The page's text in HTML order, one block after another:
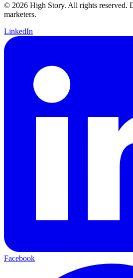
© 2026 High Story. All rights reserved.
marketers.
LinkedIn
Facebook